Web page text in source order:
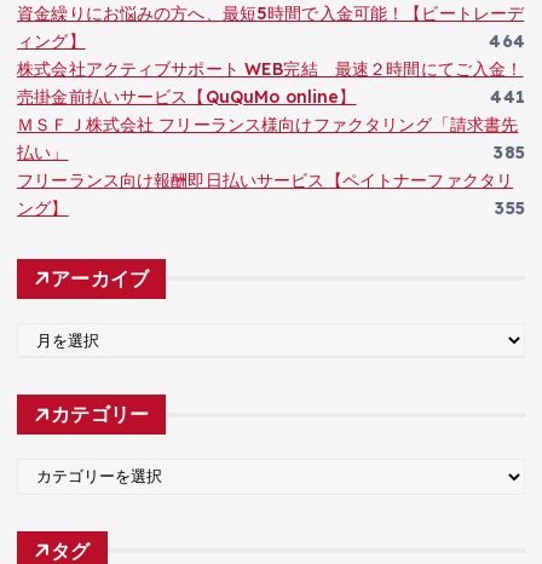
資金繰りにお悩みの方へ、最短5時間で入金可能！【ビートレーデ
ィング】
464
株式会社アクティブサポート WEB完結 最速２時間にてご入金！
売掛金前払いサービス【QuQuMo online】
441
ＭＳＦＪ株式会社 フリーランス様向けファクタリング「請求書先
払い」
385
フリーランス向け報酬即日払いサービス【ペイトナーファクタリ
ング】
355
アーカイブ
カ
カテゴリー
ゴ
タグ